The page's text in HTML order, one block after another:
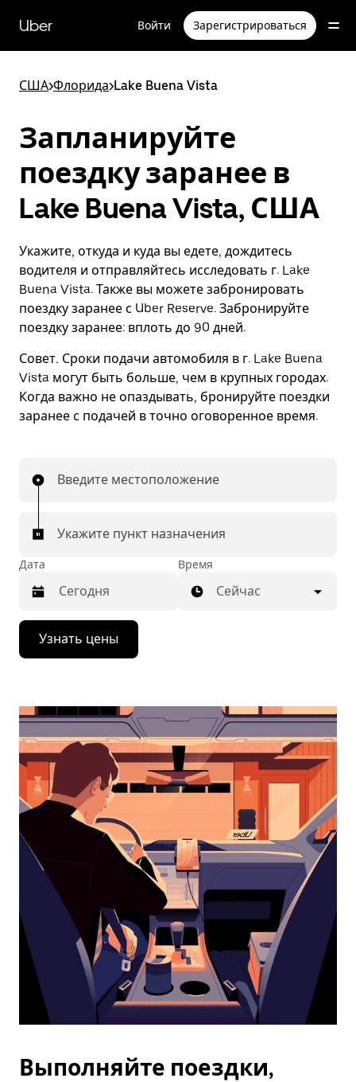
перейти
к
Uber Войти Зарегистрироваться
США>Флорида>Lake Buena Vista
Запланируйте
поездку заранее в
Lake Buena Vista, США
Укажите, откуда и куда вы едете, дождитесь
водителя и отправляйтесь исследовать г. Lake
Buena Vista. Также вы можете забронировать
поездку заранее с Uber Reserve. Забронируйте
поездку заранее: вплоть до 90 дней.
Совет. Сроки подачи автомобиля в г. Lake Buena
Vista могут быть больше, чем в крупных городах.
Когда важно не опаздывать, бронируйте поездки
заранее с подачей в точно оговоренное время.
Введите местоположение
Укажите пункт назначения
Дата
Нажмите
стрелку
вниз,
календарю
выбрать
дату.
Чтобы
закрыть
календарь,
нажмите
Esc.
Время
Сейчас
Узнать цены
Выполняйте поездки,